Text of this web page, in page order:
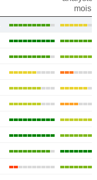
mois